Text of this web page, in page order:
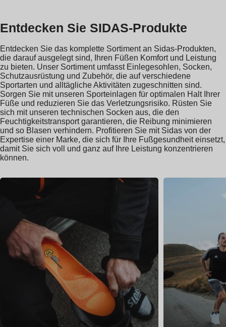
Entdecken Sie SIDAS-Produkte
Entdecken Sie das komplette Sortiment an Sidas-Produkten,
die darauf ausgelegt sind, Ihren Füßen Komfort und Leistung
zu bieten. Unser Sortiment umfasst Einlegesohlen, Socken,
Schutzausrüstung und Zubehör, die auf verschiedene
Sportarten und alltägliche Aktivitäten zugeschnitten sind.
Sorgen Sie mit unseren Sporteinlagen für optimalen Halt Ihrer
Füße und reduzieren Sie das Verletzungsrisiko. Rüsten Sie
sich mit unseren technischen Socken aus, die den
Feuchtigkeitstransport garantieren, die Reibung minimieren
und so Blasen verhindern. Profitieren Sie mit Sidas von der
Expertise einer Marke, die sich für Ihre Fußgesundheit einsetzt,
damit Sie sich voll und ganz auf Ihre Leistung konzentrieren
können.